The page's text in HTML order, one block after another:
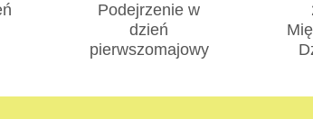
Podejrzenie w
dzień
pierwszomajowy